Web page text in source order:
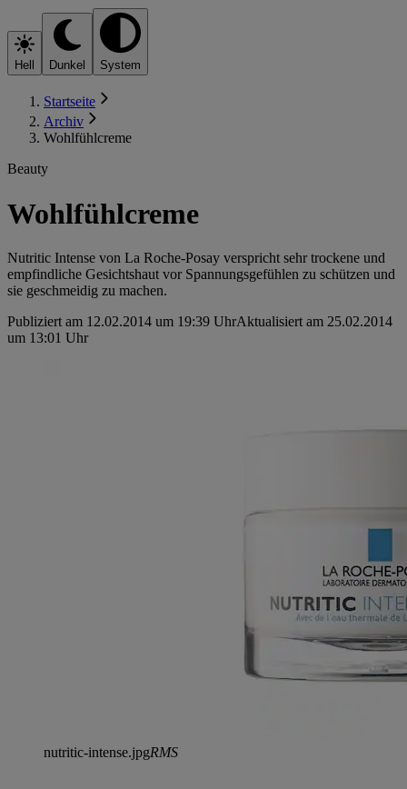
Hell Dunkel System
Startseite
Archiv
Wohlfühlcreme
Beauty
Wohlfühlcreme
Nutritic Intense von La Roche-Posay verspricht sehr trockene und
empfindliche Gesichtshaut vor Spannungsgefühlen zu schützen und
sie geschmeidig zu machen.
Publiziert am 12.02.2014 um 19:39 UhrAktualisiert am 25.02.2014
um 13:01 Uhr
nutritic-intense.jpgRMS